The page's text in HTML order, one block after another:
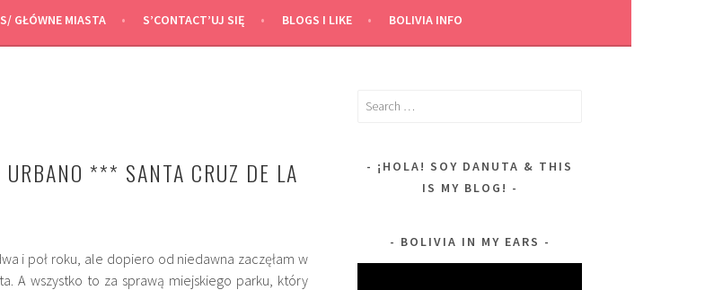
GŁÓWNE MIASTA S’CONTACT’UJ SIĘ BLOGS I LIKE BOLIVIA INFO
*** SANTA CRUZ DE LA
i poł roku, ale dopiero od niedawna zaczęłam w
A wszystko to za sprawą miejskiego parku, który
Search
¡HOLA! SOY DANUTA & THIS
IS MY BLOG!
BOLIVIA IN MY EARS